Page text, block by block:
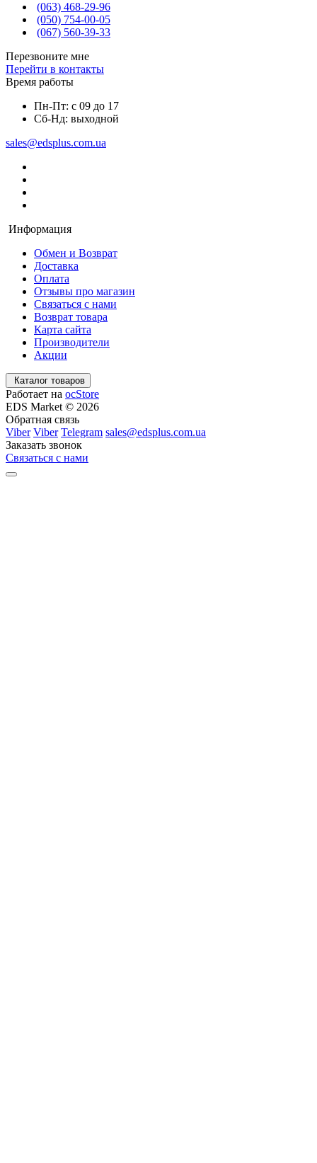
(063) 468-29-96
(050) 754-00-05
(067) 560-39-33
Перезвоните мне
Перейти в контакты
Время работы
Пн-Пт: с 09 до 17
Сб-Нд: выходной
sales@edsplus.com.ua
Информация
Обмен и Возврат
Доставка
Оплата
Отзывы про магазин
Связаться с нами
Возврат товара
Карта сайта
Производители
Акции
Каталог товаров
Работает на ocStore
EDS Market © 2026
Обратная связь
Viber Viber Telegram sales@edsplus.com.ua
Заказать звонок
Связаться с нами